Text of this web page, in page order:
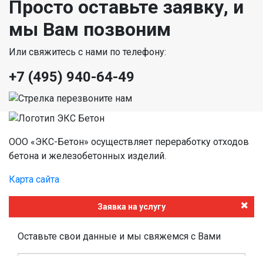
Просто оставьте заявку, и
мы Вам позвоним
Или свяжитесь с нами по телефону:
+7 (495) 940-64-49
ООО «ЭКС-Бетон» осуществляет переработку отходов
бетона и железобетонных изделий.
Карта сайта
Заявка на услугу
Оставьте свои данные и мы свяжемся с Вами